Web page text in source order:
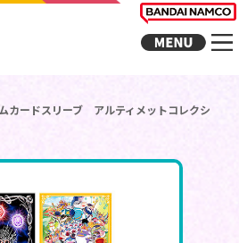
カードスリーブ アルティメットコレクシ